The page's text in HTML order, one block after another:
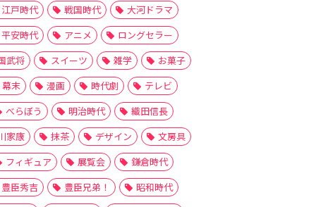
江戸時代 戦国時代
大河ドラマ
平安時代
アニメ
ロングセラー
武将
スイーツ 雑学
お菓子
幕末
漫画 時代劇
テレビ
べらぼう
明治時代
織田信長
家康
抹茶 デザイン
文房具
フィギュア
展覧会
鎌倉時代
豊臣秀吉
豊臣兄弟！
昭和時代